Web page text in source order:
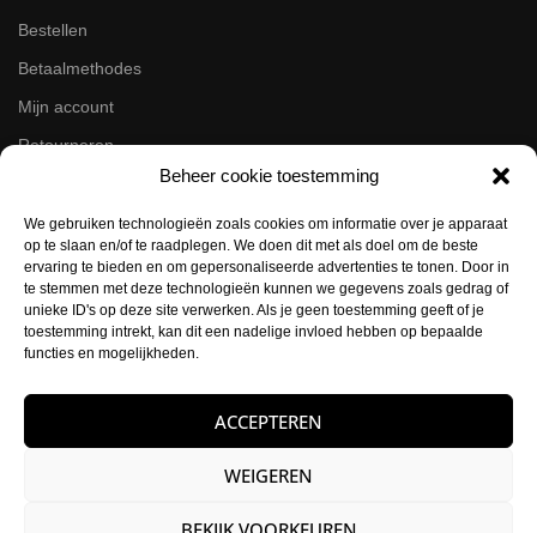
Beheer cookie toestemming
We gebruiken technologieën zoals cookies om informatie over je apparaat
op te slaan en/of te raadplegen. We doen dit met als doel om de beste
ervaring te bieden en om gepersonaliseerde advertenties te tonen. Door in
te stemmen met deze technologieën kunnen we gegevens zoals gedrag of
unieke ID's op deze site verwerken. Als je geen toestemming geeft of je
toestemming intrekt, kan dit een nadelige invloed hebben op bepaalde
functies en mogelijkheden.
ACCEPTEREN
WEIGEREN
Bestellen
Betaalmethodes
Mijn account
Retourneren
Volg ons op de socials
Instagram
Facebook
Contactgegevens